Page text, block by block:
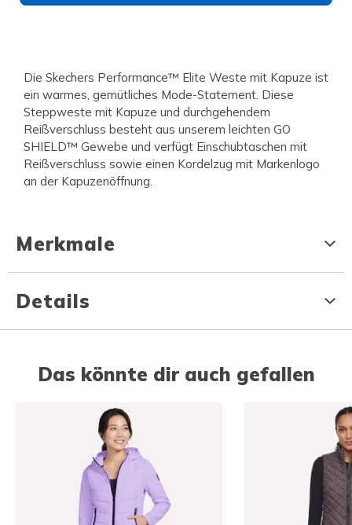
Die Skechers Performance™ Elite Weste mit Kapuze ist
ein warmes, gemütliches Mode-Statement. Diese
Steppweste mit Kapuze und durchgehendem
Reißverschluss besteht aus unserem leichten GO
SHIELD™ Gewebe und verfügt Einschubtaschen mit
Reißverschluss sowie einen Kordelzug mit Markenlogo
an der Kapuzenöffnung.
Merkmale
Details
Das könnte dir auch gefallen